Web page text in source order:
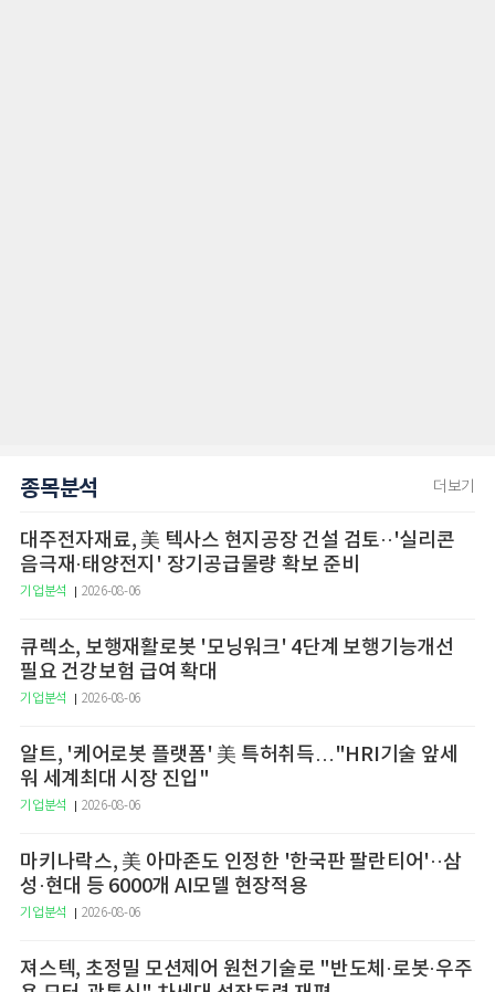
종목분석 더보기
대주전자재료, 美 텍사스 현지공장 건설 검토··'실리콘
음극재·태양전지' 장기공급물량 확보 준비
기업분석 2026-08-06
큐렉소, 보행재활로봇 '모닝워크' 4단계 보행기능개선
필요 건강보험 급여 확대
기업분석 2026-08-06
알트, '케어로봇 플랫폼' 美 특허취득…"HRI기술 앞세
워 세계최대 시장 진입"
기업분석 2026-08-06
마키나락스, 美 아마존도 인정한 '한국판 팔란티어'··삼
성·현대 등 6000개 AI모델 현장적용
기업분석 2026-08-06
져스텍, 초정밀 모션제어 원천기술로 "반도체·로봇·우주